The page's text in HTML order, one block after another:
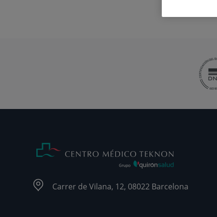
Carrer de Vilana, 12, 08022 Barcelona